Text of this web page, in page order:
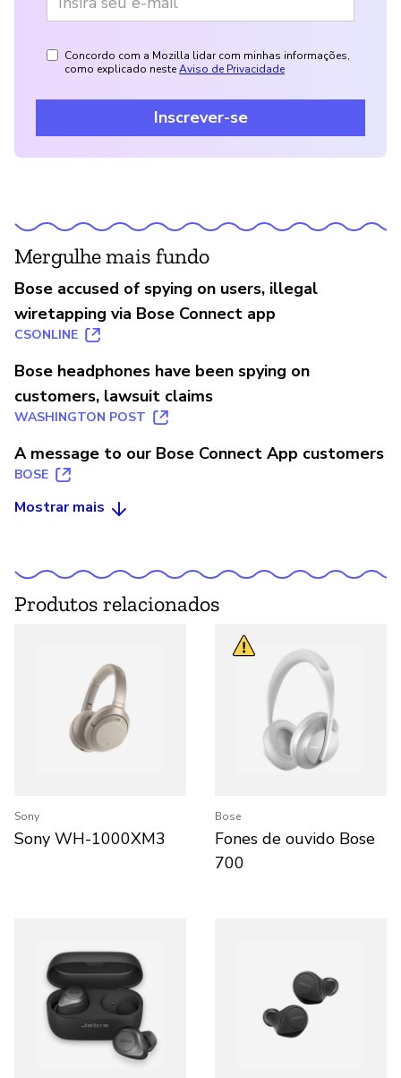
Concordo com a Mozilla lidar com minhas informações,
como explicado nesteAviso de Privacidade
Inscrever-se
Mergulhe mais fundo
Bose accused of spying on users, illegal
wiretapping via Bose Connect app
CSONLINE
Bose headphones have been spying on
customers, lawsuit claims
WASHINGTON POST
A message to our Bose Connect App customers
BOSE
Mostrar mais
Produtos relacionados
Sony
Sony WH-1000XM3
Bose
Fones de ouvido Bose
700